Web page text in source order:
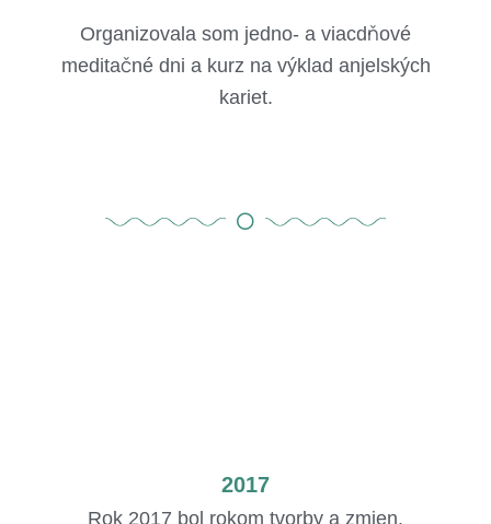
Organizovala som jedno- a viacdňové
meditačné dni a kurz na výklad anjelských
kariet.
2017
Rok 2017 bol rokom tvorby a zmien.